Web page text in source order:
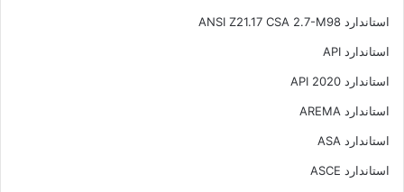
استاندارد ANSI Z21.17 CSA 2.7-M98
استاندارد API
استاندارد API 2020
استاندارد AREMA
استاندارد ASA
استاندارد ASCE